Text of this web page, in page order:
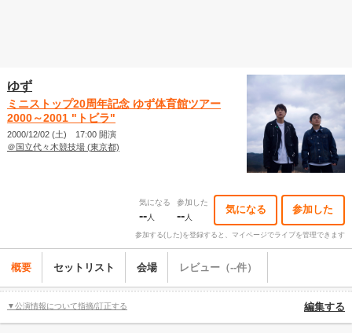
ゆず
ミニストップ20周年記念 ゆず体育館ツアー
2000～2001 "トビラ"
2000/12/02 (土) 17:00 開演
＠国立代々木競技場 (東京都)
気になる
--人
参加した
--人
気になる 参加した
参加する(した)を登録すると、マイページでライブを管理できます
概要 セットリスト 会場 レビュー（--件）
▼公演情報について指摘/訂正する 編集する